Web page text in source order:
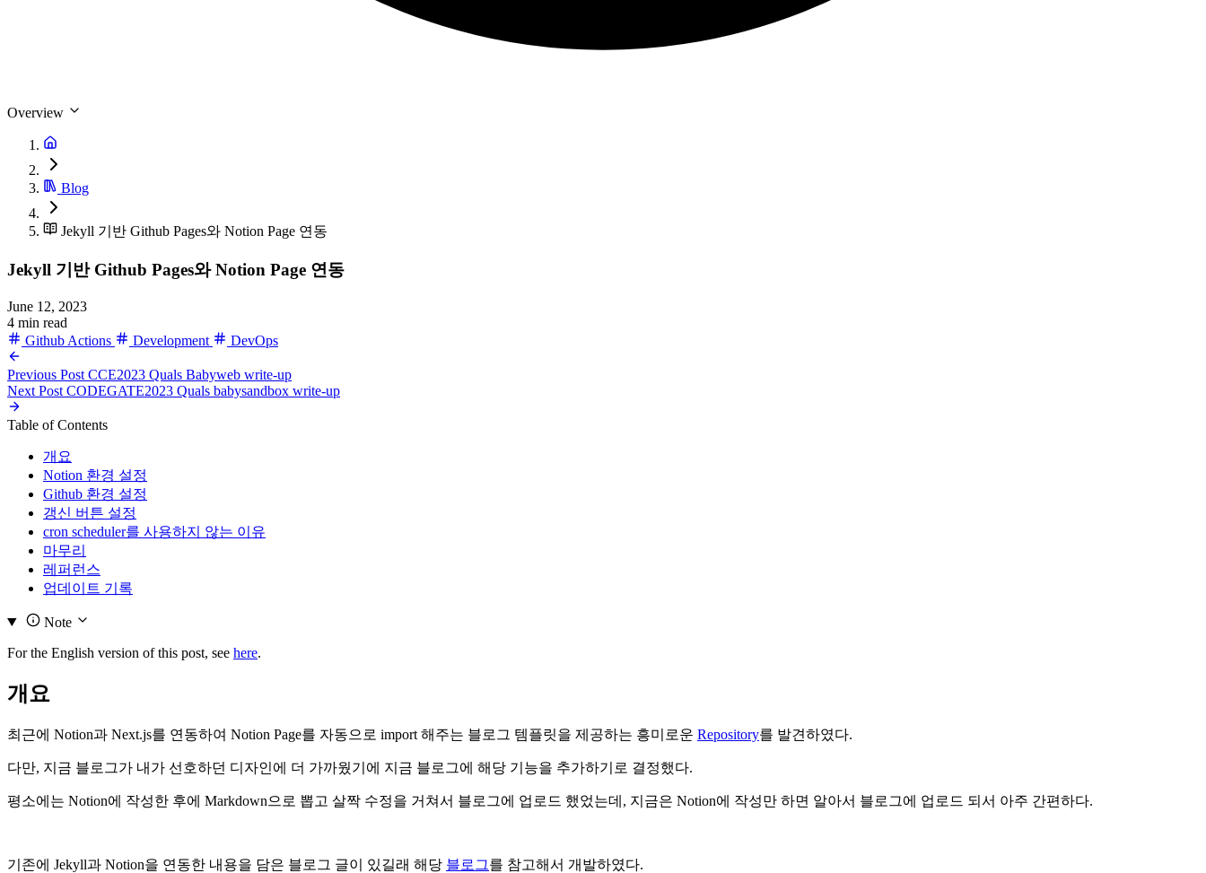
Overview
Blog
Jekyll 기반 Github Pages와 Notion Page 연동
Jekyll 기반 Github Pages와 Notion Page 연동
June 12, 2023
4 min read
Github Actions
Development DevOps
Previous Post CCE2023 Quals Babyweb write-up
Next Post CODEGATE2023 Quals babysandbox write-up
Table of Contents
개요
Notion 환경 설정
Github 환경 설정
갱신 버튼 설정
cron scheduler를 사용하지 않는 이유
마무리
레퍼런스
업데이트 기록
Note
For the English version of this post, see here.
개요
최근에 Notion과 Next.js를 연동하여 Notion Page를 자동으로 import 해주는 블로그 템플릿을 제공하는 흥미로운 Repository를 발견하였다.
다만, 지금 블로그가 내가 선호하던 디자인에 더 가까웠기에 지금 블로그에 해당 기능을 추가하기로 결정했다.
평소에는 Notion에 작성한 후에 Markdown으로 뽑고 살짝 수정을 거쳐서 블로그에 업로드 했었는데, 지금은 Notion에 작성만 하면 알아서 블로그에 업로드 되서 아주 간편하다.
기존에 Jekyll과 Notion을 연동한 내용을 담은 블로그 글이 있길래 해당 블로그를 참고해서 개발하였다.